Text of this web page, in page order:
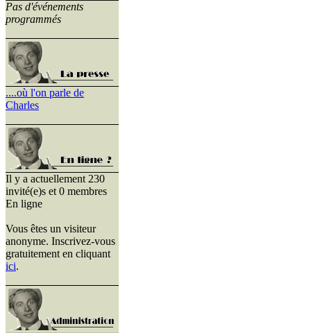
Pas d'événements
programmés
....où l'on parle de
Charles
Il y a actuellement 230
invité(e)s et 0 membres
En ligne
Vous êtes un visiteur
anonyme. Inscrivez-vous
gratuitement en cliquant
ici.